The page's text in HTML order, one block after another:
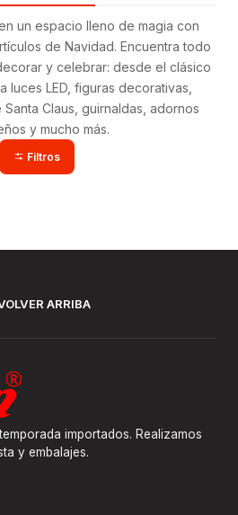
un espacio lleno de magia con
de Navidad. Encuentra todo
y celebrar: desde el clásico
luces LED, figuras decorativas,
Claus, guirnaldas, adornos
y mucho más.
Filtros
ARRIBA
importados. Realizamos
y embalajes.